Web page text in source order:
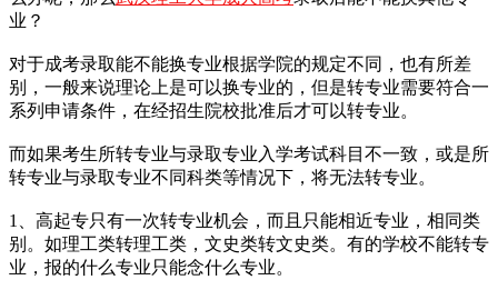
业？
对于成考录取能不能换专业根据学院的规定不同，也有所差
别，一般来说理论上是可以换专业的，但是转专业需要符合一
系列申请条件，在经招生院校批准后才可以转专业。
而如果考生所转专业与录取专业入学考试科目不一致，或是所
转专业与录取专业不同科类等情况下，将无法转专业。
1、高起专只有一次转专业机会，而且只能相近专业，相同类
别。如理工类转理工类，文史类转文史类。有的学校不能转专
业，报的什么专业只能念什么专业。